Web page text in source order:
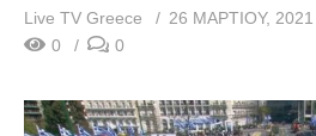
Live TV Greece
26 ΜΑΡΤΊΟΥ, 2021
0
0